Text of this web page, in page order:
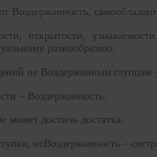
Воздержанность,
открытости,
разнообразию.
не Воздержанным глупцам
– Воздержанность.
может достичь достатка.
неВоздержанность –